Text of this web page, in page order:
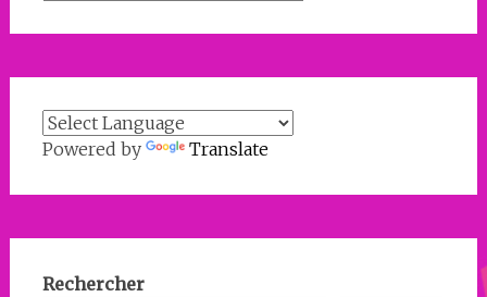
Powered by Translate
Rechercher